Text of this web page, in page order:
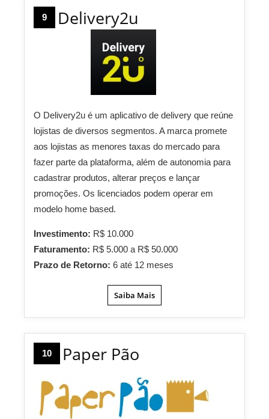
9 Delivery2u
O Delivery2u é um aplicativo de delivery que reúne
lojistas de diversos segmentos. A marca promete
aos lojistas as menores taxas do mercado para
fazer parte da plataforma, além de autonomia para
cadastrar produtos, alterar preços e lançar
promoções. Os licenciados podem operar em
modelo home based.
Investimento: R$ 10.000
Faturamento: R$ 5.000 a R$ 50.000
Prazo de Retorno: 6 até 12 meses
Saiba Mais
10 Paper Pão